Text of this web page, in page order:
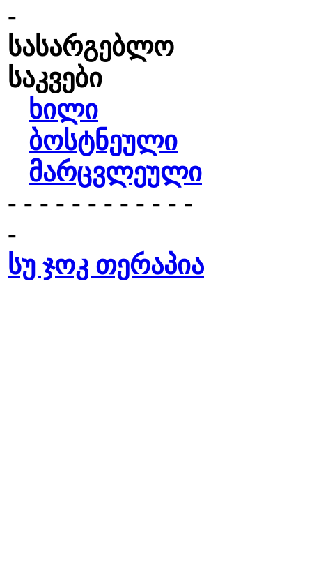
-
სასარგებლო
საკვები
ხილი
ბოსტნეული
მარცვლეული
- - - - - - - - - - - -
-
სუ ჯოკ თერაპია